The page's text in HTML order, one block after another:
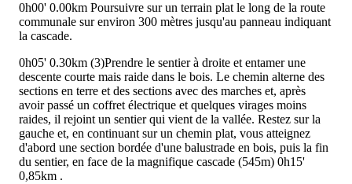
0h00' 0.00km Poursuivre sur un terrain plat le long de la route
communale sur environ 300 mètres jusqu'au panneau indiquant
la cascade.
0h05' 0.30km (3)Prendre le sentier à droite et entamer une
descente courte mais raide dans le bois. Le chemin alterne des
sections en terre et des sections avec des marches et, après
avoir passé un coffret électrique et quelques virages moins
raides, il rejoint un sentier qui vient de la vallée. Restez sur la
gauche et, en continuant sur un chemin plat, vous atteignez
d'abord une section bordée d'une balustrade en bois, puis la fin
du sentier, en face de la magnifique cascade (545m) 0h15'
0,85km .